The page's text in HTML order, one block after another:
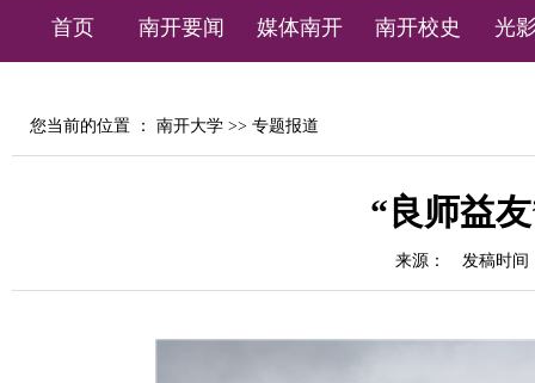
首页 南开要闻 媒体南开 南开校史 光
您当前的位置 ： 南开大学 >> 专题报道
“良师益
来源： 发稿时间